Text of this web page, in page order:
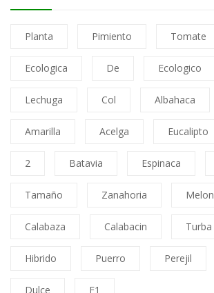
Planta Pimiento Tomate
Ecologica De Ecologico
Lechuga Col Albahaca
Amarilla Acelga Eucalipto
2 Batavia Espinaca
Tamaño Zanahoria Melon
Calabaza Calabacin Turba
Hibrido Puerro Perejil
Dulce F1